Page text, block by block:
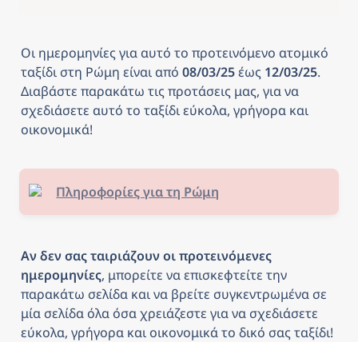
Οι ημερομηνίες για αυτό το προτεινόμενο ατομικό
ταξίδι στη Ρώμη είναι από 08/03/25 έως 12/03/25.
Διαβάστε παρακάτω τις προτάσεις μας, για να
σχεδιάσετε αυτό το ταξίδι εύκολα, γρήγορα και
οικονομικά!
Πληροφορίες για τη Ρώμη
Αν δεν σας ταιριάζουν οι προτεινόμενες
ημερομηνίες, μπορείτε να επισκεφτείτε την
παρακάτω σελίδα και να βρείτε συγκεντρωμένα σε
μία σελίδα όλα όσα χρειάζεστε για να σχεδιάσετε
εύκολα, γρήγορα και οικονομικά το δικό σας ταξίδι!